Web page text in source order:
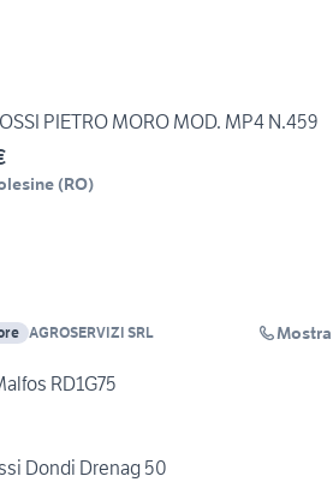
PIETRO MORO MOD. MP4 N.459
(RO)
AGROSERVIZI SRL
RD1G75
Dondi Drenag 50